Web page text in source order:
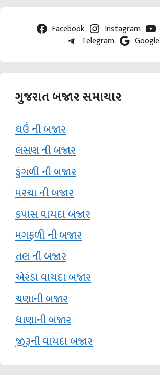
Facebook Instagram
Telegram
Google
ગુજરાત બજાર સમાચાર
ઘઉં ની બજાર
લસણ ની બજાર
ડુંગળી ની બજાર
મરચા ની બજાર
કપાસ વાયદા બજાર
મગફળી ની બજાર
તલ ની બજાર
એરંડા વાયદા બજાર
ચણાની બજાર
ધાણાની બજાર
જીરૂની વાયદા બજાર